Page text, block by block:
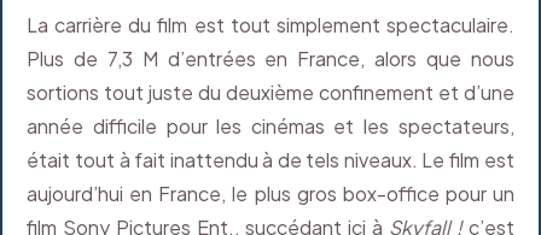
La carrière du film est tout simplement spectaculaire.
Plus de 7,3 M d’entrées en France, alors que nous
sortions tout juste du deuxième confinement et d’une
année difficile pour les cinémas et les spectateurs,
était tout à fait inattendu à de tels niveaux. Le film est
aujourd’hui en France, le plus gros box-office pour un
film Sony Pictures Ent., succédant ici à Skyfall !c’est